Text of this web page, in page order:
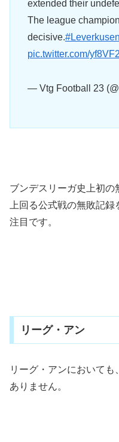
extended their
The league
decisive.#Leverkusen
pic.twitter.com/
— Vtg Football 23
ブンデスリーガ史上初の
上回る公式戦の無敗記
注目です。
リーグ・アン
リーグ・アンにおいて
ありません。